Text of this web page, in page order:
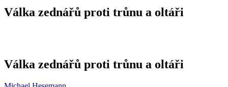
Válka zednářů proti trůnu a oltáři
Válka zednářů proti trůnu a oltáři